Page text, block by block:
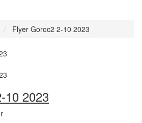
Flyer Goroc2 2-10 2023
10 2023